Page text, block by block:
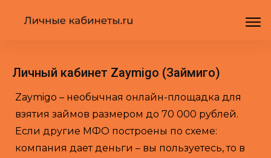
Личный кабинет Zaymigo (Займиго)
Zaymigo – необычная онлайн-площадка для
взятия займов размером до 70 000 рублей.
Если другие МФО построены по схеме:
компания дает деньги – вы пользуетесь, то в